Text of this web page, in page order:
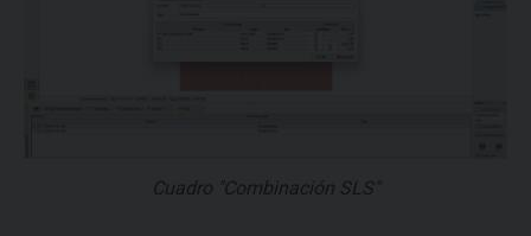
Cuadro "Combinación SLS"